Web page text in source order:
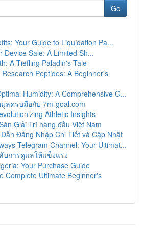
Go
Your Guide to Liquidation Pa...
Device Sale: A Limited Sh...
A Tiefling Paladin's Tale
Peptides: A Beginner's
Humidity: A Comprehensive G...
ลครบมือกับ 7m-goal.com
Athletic Insights
Giải Trí hàng đầu Việt Nam
Đăng Nhập Chi Tiết và Cập Nhật
Telegram Channel: Your Ultimat...
บการดูแลให้แข็งแรง
Your Purchase Guide
Complete Ultimate Beginner's